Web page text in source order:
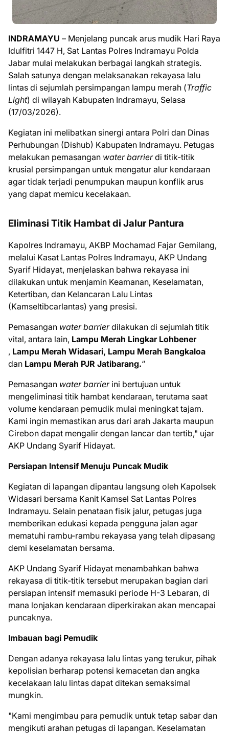
INDRAMAYU – Menjelang puncak arus mudik Hari Raya
Idulfitri 1447 H, Sat Lantas Polres Indramayu Polda
Jabar mulai melakukan berbagai langkah strategis.
Salah satunya dengan melaksanakan rekayasa lalu
lintas di sejumlah persimpangan lampu merah (Traffic
Light) di wilayah Kabupaten Indramayu, Selasa
(17/03/2026).
​Kegiatan ini melibatkan sinergi antara Polri dan Dinas
Perhubungan (Dishub) Kabupaten Indramayu. Petugas
melakukan pemasangan water barrierdi titik-titik
krusial persimpangan untuk mengatur alur kendaraan
agar tidak terjadi penumpukan maupun konflik arus
yang dapat memicu kecelakaan.
Eliminasi Titik Hambat di Jalur Pantura
​Kapolres Indramayu, AKBP Mochamad Fajar Gemilang,
melalui Kasat Lantas Polres Indramayu, AKP Undang
Syarif Hidayat, menjelaskan bahwa rekayasa ini
dilakukan untuk menjamin Keamanan, Keselamatan,
Ketertiban, dan Kelancaran Lalu Lintas
(Kamseltibcarlantas) yang presisi.
​Pemasangan water barrierdilakukan di sejumlah titik
vital, antara lain, Lampu Merah Lingkar Lohbener
, Lampu Merah Widasari, Lampu Merah Bangkaloa
dan Lampu Merah PJR Jatibarang.“
Pemasangan water barrierini bertujuan untuk
mengeliminasi titik hambat kendaraan, terutama saat
volume kendaraan pemudik mulai meningkat tajam.
Kami ingin memastikan arus dari arah Jakarta maupun
Cirebon dapat mengalir dengan lancar dan tertib," ujar
AKP Undang Syarif Hidayat.​
Persiapan Intensif Menuju Puncak Mudik
Kegiatan di lapangan dipantau langsung oleh Kapolsek
Widasari bersama Kanit Kamsel Sat Lantas Polres
Indramayu. Selain penataan fisik jalur, petugas juga
memberikan edukasi kepada pengguna jalan agar
mematuhi rambu-rambu rekayasa yang telah dipasang
demi keselamatan bersama.​
AKP Undang Syarif Hidayat menambahkan bahwa
rekayasa di titik-titik tersebut merupakan bagian dari
persiapan intensif memasuki periode H-3 Lebaran, di
mana lonjakan kendaraan diperkirakan akan mencapai
puncaknya.​
Imbauan bagi Pemudik
​Dengan adanya rekayasa lalu lintas yang terukur, pihak
kepolisian berharap potensi kemacetan dan angka
kecelakaan lalu lintas dapat ditekan semaksimal
mungkin.​
"Kami mengimbau para pemudik untuk tetap sabar dan
mengikuti arahan petugas di lapangan. Keselamatan